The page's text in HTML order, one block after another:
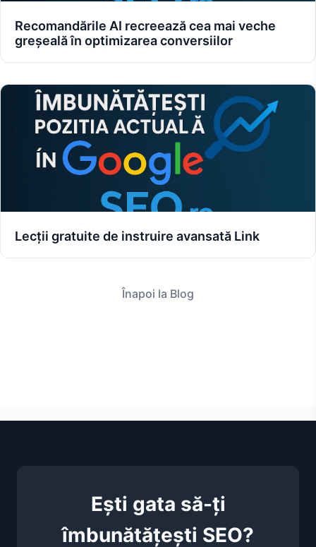
Recomandările AI recreează cea mai veche
greșeală în optimizarea conversiilor
Lecții gratuite de instruire avansată Link
Înapoi la Blog
Ești gata să-ți
îmbunătățești SEO?